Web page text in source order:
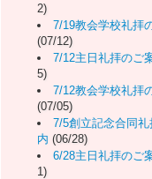
2)
7/19教会学校礼拝
(07/12)
7/12主日礼拝のご
5)
7/12教会学校礼拝
(07/05)
7/5創立記念合同
内 (06/28)
6/28主日礼拝のご
1)